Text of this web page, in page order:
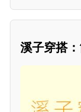
溪子穿搭